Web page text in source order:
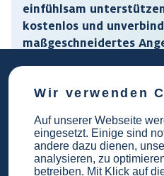
einfühlsam
kostenlos und
maßgeschneidertes
Sie müssen eine
Wir verwenden
Auf unserer Webseite
eingesetzt. Einige sind
andere dazu dienen,
analysieren, zu
betreiben. Mit Klick auf